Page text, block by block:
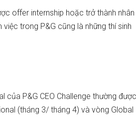
offer internship hoặc trở thành nhân
trong P&G cũng là những thí sinh
của P&G CEO Challenge thường được
(tháng 3/ tháng 4) và vòng Global